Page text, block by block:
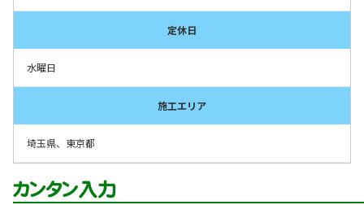
定休日
水曜日
施工エリア
埼玉県、東京都